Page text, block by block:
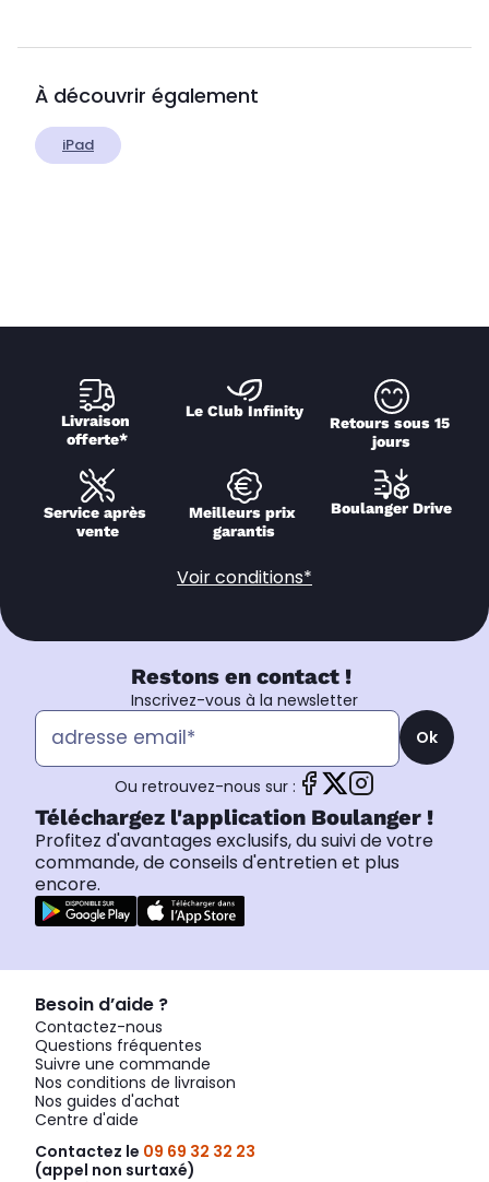
À découvrir également
iPad
Livraison
offerte*
Le Club Infinity
Retours sous 15
jours
Service après
vente
Meilleurs prix
garantis
Boulanger Drive
Voir conditions*
Restons en contact !
Inscrivez-vous à la newsletter
Ok
Ou retrouvez-nous sur :
Téléchargez l'application Boulanger !
Profitez d'avantages exclusifs, du suivi de votre
commande, de conseils d'entretien et plus
encore.
Besoin d’aide ?
Contactez-nous
Questions fréquentes
Suivre une commande
Nos conditions de livraison
Nos guides d'achat
Centre d'aide
Contactez le 09 69 32 32 23
(appel non surtaxé)